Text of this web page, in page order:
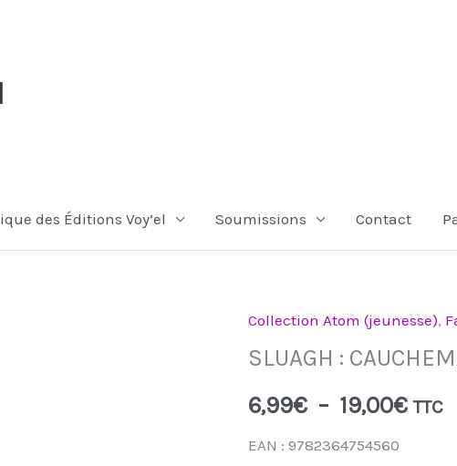
des Éditions Voy’el Soumissions Contact
Collection Atom (jeunesse),
SLUAGH :
6,99€ – 19,00€
prix :
TTC
EAN : 9782364754560
quantité
de
:
CAUCHEMARS